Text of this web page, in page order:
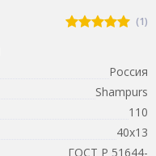
(1)
Россия
Shampurs
110
40х13
ГОСТ Р 51644-